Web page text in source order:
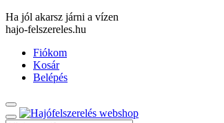
Ha jól akarsz járni a vízen
hajo-felszereles.hu
Fiókom
Kosár
Belépés